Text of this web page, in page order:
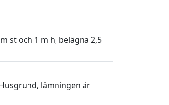
st och 1 m h, belägna 2,5
lämningen är